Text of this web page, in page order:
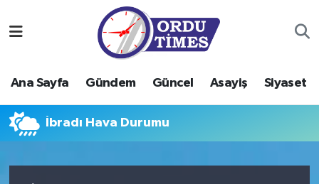
Ana Sayfa Gündem Güncel Asayiş Siyaset
İbradı Hava Durumu
Gündem
Güncel
Ordu Nöbetçi Eczaneler
Ordu Hava Durumu
Ordu Namaz Vakitleri